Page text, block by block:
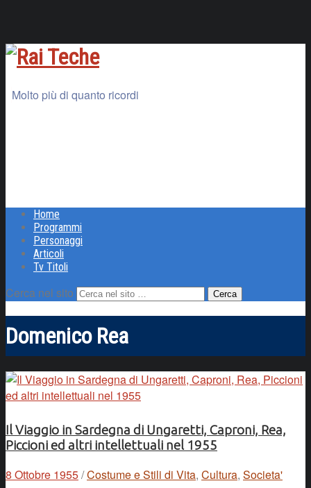
Molto più di quanto ricordi
Home
Programmi
Personaggi
Articoli
Tv Titoli
Cerca nel sito
Domenico Rea
Il Viaggio in Sardegna di Ungaretti, Caproni, Rea,
Piccioni ed altri intellettuali nel 1955
8 Ottobre 1955/Costume e Stili di Vita, Cultura, Societa'